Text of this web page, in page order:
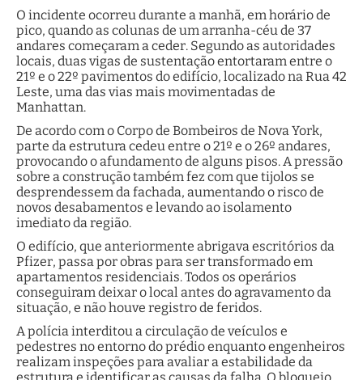
O incidente ocorreu durante a manhã, em horário de
pico, quando as colunas de um arranha-céu de 37
andares começaram a ceder. Segundo as autoridades
locais, duas vigas de sustentação entortaram entre o
21º e o 22º pavimentos do edifício, localizado na Rua 42
Leste, uma das vias mais movimentadas de
Manhattan.
De acordo com o Corpo de Bombeiros de Nova York,
parte da estrutura cedeu entre o 21º e o 26º andares,
provocando o afundamento de alguns pisos. A pressão
sobre a construção também fez com que tijolos se
desprendessem da fachada, aumentando o risco de
novos desabamentos e levando ao isolamento
imediato da região.
O edifício, que anteriormente abrigava escritórios da
Pfizer, passa por obras para ser transformado em
apartamentos residenciais. Todos os operários
conseguiram deixar o local antes do agravamento da
situação, e não houve registro de feridos.
A polícia interditou a circulação de veículos e
pedestres no entorno do prédio enquanto engenheiros
realizam inspeções para avaliar a estabilidade da